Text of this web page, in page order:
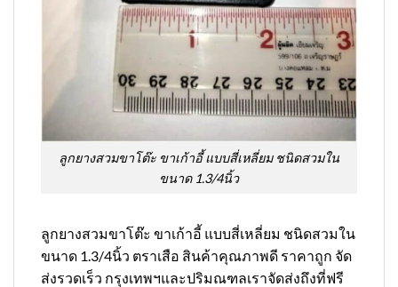
ลูกยางสวมขาโต๊ะ ขาเก้าอี้ แบบสี่เหลี่ยม ชนิดสวมใน
ขนาด 1.3/4นิ้ว
ลูกยางสวมขาโต๊ะ ขาเก้าอี้ แบบสี่เหลี่ยม ชนิดสวมใน
ขนาด 1.3/4นิ้ว ตราเสือ สินค้าคุณภาพดี ราคาถูก จัด
ส่งรวดเร็ว กรุงเทพฯและปริมณฑลเราจัดส่งถึงที่ฟรี